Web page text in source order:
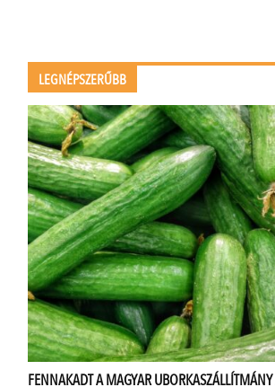
LEGNÉPSZERŰBB